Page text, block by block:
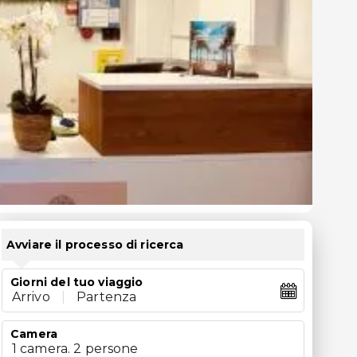
Avviare il processo di ricerca
Giorni del tuo viaggio
Arrivo Partenza
Camera
1 camera. 2 persone